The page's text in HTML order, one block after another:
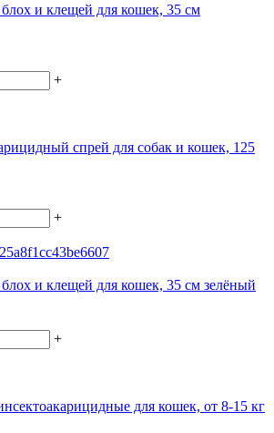
и клещей для кошек, 35 см
+
спрей для собак и кошек, 125
+
и клещей для кошек, 35 см зелёный
+
для кошек, от 8-15 кг